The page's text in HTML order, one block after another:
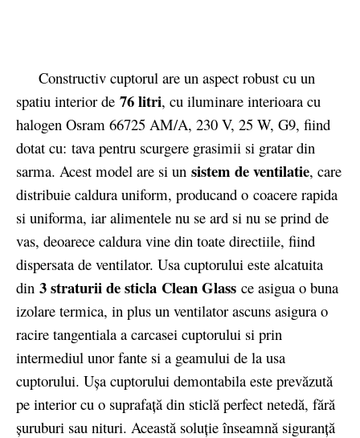
Constructiv cuptorul are un aspect robust cu un
spatiu interior de 76 litri, cu iluminare interioara cu
halogen Osram 66725 AM/A, 230 V, 25 W, G9, fiind
dotat cu: tava pentru scurgere grasimii si gratar din
sarma. Acest model are si un sistem de ventilatie, care
distribuie caldura uniform, producand o coacere rapida
si uniforma, iar alimentele nu se ard si nu se prind de
vas, deoarece caldura vine din toate directiile, fiind
dispersata de ventilator. Usa cuptorului este alcatuita
din 3 straturii de sticla Clean Glass ce asigua o buna
izolare termica, in plus un ventilator ascuns asigura o
racire tangentiala a carcasei cuptorului si prin
intermediul unor fante si a geamului de la usa
cuptorului. Uşa cuptorului demontabila este prevăzută
pe interior cu o suprafaţă din sticlă perfect netedă, fără
şuruburi sau nituri. Această soluţie înseamnă siguranţă